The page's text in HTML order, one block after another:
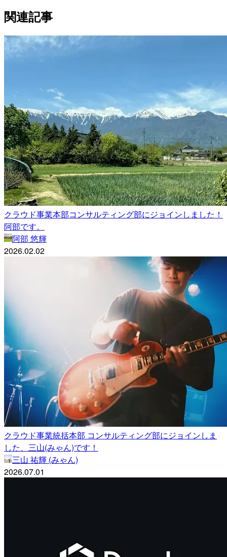
関連記事
クラウド事業本部コンサルティング部にジョインしました！
阿部です。
阿部 悠輝
2026.02.02
クラウド事業統括本部 コンサルティング部にジョインしま
した、三山(みゃん)です！
三山 祐輝 (みゃん)
2026.07.01